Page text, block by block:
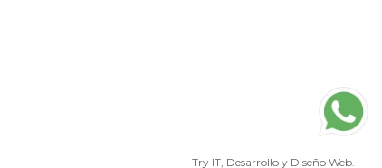
Try IT, Desarrollo y Diseño Web.